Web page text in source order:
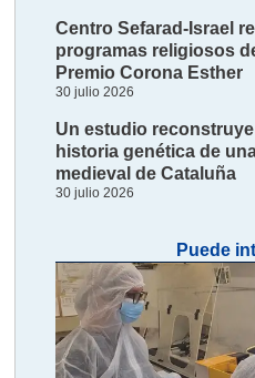
Centro Sefarad-Israel
programas religiosos
Premio Corona Esther
30 julio 2026
Un estudio
historia genética de
medieval de Cataluña
30 julio 2026
Puede